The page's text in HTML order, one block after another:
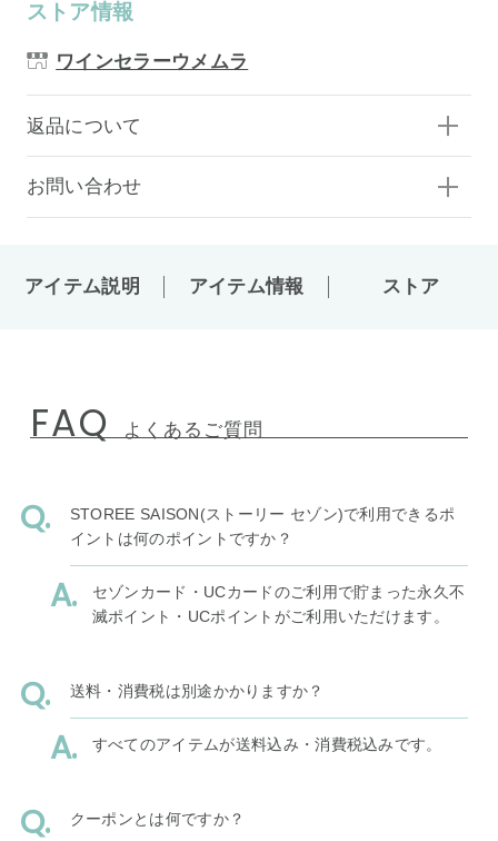
ストア情報
ワインセラーウメムラ
返品について
お問い合わせ
アイテム説明 アイテム情報 ストア
FAQ よくあるご質問
STOREE SAISON(ストーリー セゾン)で利用できるポ
イントは何のポイントですか？
セゾンカード・UCカードのご利用で貯まった永久不
滅ポイント・UCポイントがご利用いただけます。
送料・消費税は別途かかりますか？
すべてのアイテムが送料込み・消費税込みです。
クーポンとは何ですか？